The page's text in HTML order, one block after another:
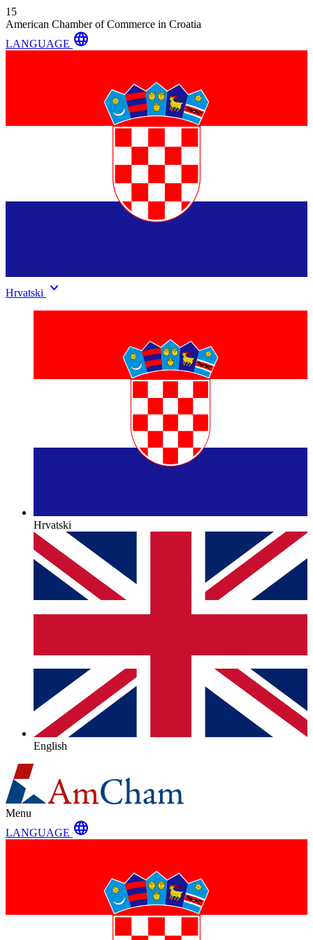
15
American Chamber of Commerce in Croatia
LANGUAGE language
Hrvatski keyboard_arrow_down
Hrvatski
English
Menu
LANGUAGE language